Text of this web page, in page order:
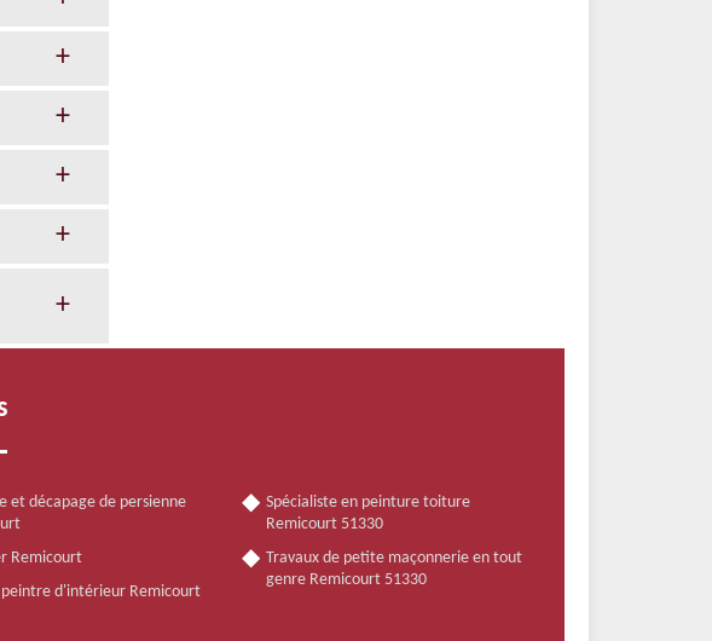
et décapage de persienne
Remicourt
d'intérieur Remicourt
Spécialiste en peinture toiture
Remicourt 51330
Travaux de petite maçonnerie en tout
genre Remicourt 51330